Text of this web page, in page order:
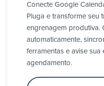
Conecte Google
Pluga e transforme seu
engrenagem produtiva.
automaticamente,
ferramentas e avise
agendamento.